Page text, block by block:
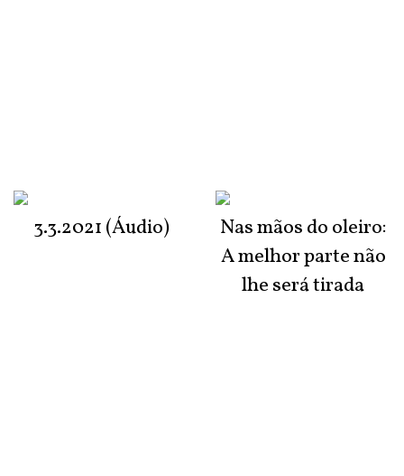
3.3.2021 (Áudio)
Nas mãos do oleiro:
A melhor parte não
lhe será tirada